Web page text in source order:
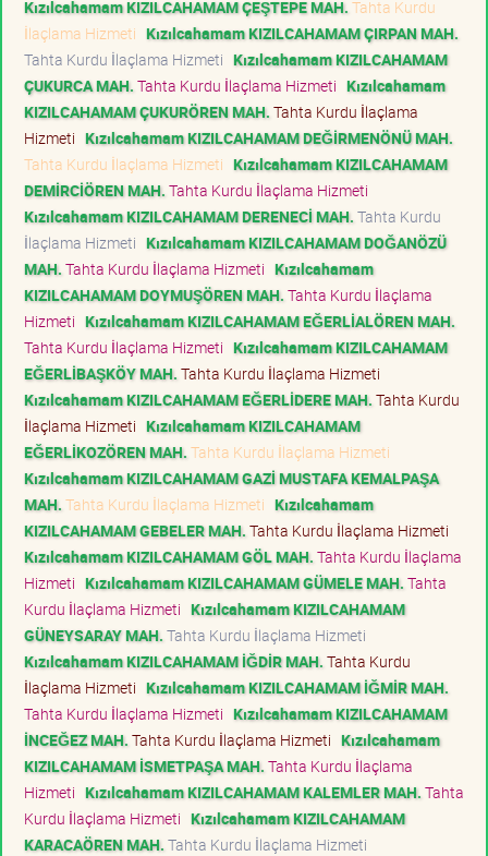
Kızılcahamam KIZILCAHAMAM ÇEŞTEPE MAH. Tahta Kurdu
İlaçlama Hizmeti Kızılcahamam KIZILCAHAMAM ÇIRPAN MAH.
Tahta Kurdu İlaçlama Hizmeti Kızılcahamam KIZILCAHAMAM
ÇUKURCA MAH. Tahta Kurdu İlaçlama Hizmeti Kızılcahamam
KIZILCAHAMAM ÇUKURÖREN MAH. Tahta Kurdu İlaçlama
Hizmeti Kızılcahamam KIZILCAHAMAM DEĞİRMENÖNÜ MAH.
Tahta Kurdu İlaçlama Hizmeti Kızılcahamam KIZILCAHAMAM
DEMİRCİÖREN MAH. Tahta Kurdu İlaçlama Hizmeti
Kızılcahamam KIZILCAHAMAM DERENECİ MAH. Tahta Kurdu
İlaçlama Hizmeti Kızılcahamam KIZILCAHAMAM DOĞANÖZÜ
MAH. Tahta Kurdu İlaçlama Hizmeti Kızılcahamam
KIZILCAHAMAM DOYMUŞÖREN MAH. Tahta Kurdu İlaçlama
Hizmeti Kızılcahamam KIZILCAHAMAM EĞERLİALÖREN MAH.
Tahta Kurdu İlaçlama Hizmeti Kızılcahamam KIZILCAHAMAM
EĞERLİBAŞKÖY MAH. Tahta Kurdu İlaçlama Hizmeti
Kızılcahamam KIZILCAHAMAM EĞERLİDERE MAH. Tahta Kurdu
İlaçlama Hizmeti Kızılcahamam KIZILCAHAMAM
EĞERLİKOZÖREN MAH. Tahta Kurdu İlaçlama Hizmeti
Kızılcahamam KIZILCAHAMAM GAZİ MUSTAFA KEMALPAŞA
MAH. Tahta Kurdu İlaçlama Hizmeti Kızılcahamam
KIZILCAHAMAM GEBELER MAH. Tahta Kurdu İlaçlama Hizmeti
Kızılcahamam KIZILCAHAMAM GÖL MAH. Tahta Kurdu İlaçlama
Hizmeti Kızılcahamam KIZILCAHAMAM GÜMELE MAH. Tahta
Kurdu İlaçlama Hizmeti Kızılcahamam KIZILCAHAMAM
GÜNEYSARAY MAH. Tahta Kurdu İlaçlama Hizmeti
Kızılcahamam KIZILCAHAMAM İĞDİR MAH. Tahta Kurdu
İlaçlama Hizmeti Kızılcahamam KIZILCAHAMAM İĞMİR MAH.
Tahta Kurdu İlaçlama Hizmeti Kızılcahamam KIZILCAHAMAM
İNCEĞEZ MAH. Tahta Kurdu İlaçlama Hizmeti Kızılcahamam
KIZILCAHAMAM İSMETPAŞA MAH. Tahta Kurdu İlaçlama
Hizmeti Kızılcahamam KIZILCAHAMAM KALEMLER MAH. Tahta
Kurdu İlaçlama Hizmeti Kızılcahamam KIZILCAHAMAM
KARACAÖREN MAH. Tahta Kurdu İlaçlama Hizmeti